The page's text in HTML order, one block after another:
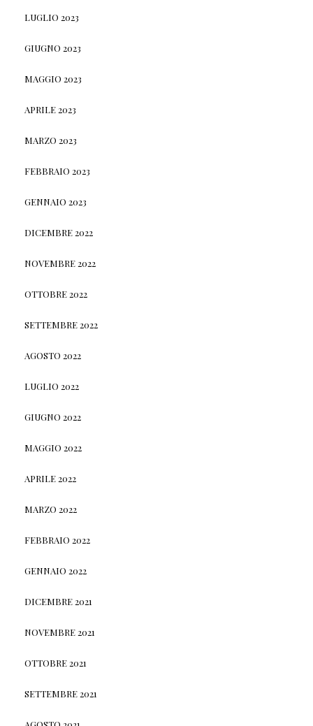
LUGLIO 2023
GIUGNO 2023
MAGGIO 2023
APRILE 2023
MARZO 2023
FEBBRAIO 2023
GENNAIO 2023
DICEMBRE 2022
NOVEMBRE 2022
OTTOBRE 2022
SETTEMBRE 2022
AGOSTO 2022
LUGLIO 2022
GIUGNO 2022
MAGGIO 2022
APRILE 2022
MARZO 2022
FEBBRAIO 2022
GENNAIO 2022
DICEMBRE 2021
NOVEMBRE 2021
OTTOBRE 2021
SETTEMBRE 2021